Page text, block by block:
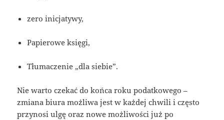
zero inicjatywy,
Papierowe księgi,
Tłumaczenie „dla siebie”.
Nie warto czekać do końca roku podatkowego –
zmiana biura możliwa jest w każdej chwili i często
przynosi ulgę oraz nowe możliwości już po